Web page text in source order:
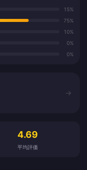
15%
75%
10%
0%
0%
→
4.69
平均評価